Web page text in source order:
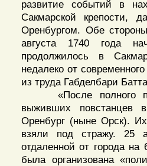
развитие событий в
Сакмарской крепости,
Оренбургом. Обе
августа 1740 года
продолжилось в
недалеко от
из труда Габделбари
«После полного
выживших
Оренбург (ныне Орск).
взяли под стражу. 25
отдаленной от города на
была организована